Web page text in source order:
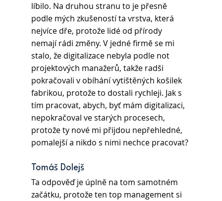
líbilo. Na druhou stranu to je přesně
podle mých zkušeností ta vrstva, která
nejvíce dře, protože lidé od přírody
nemají rádi změny. V jedné firmě se mi
stalo, že digitalizace nebyla podle not
projektových manažerů, takže radši
pokračovali v obíhání vytištěných košilek
fabrikou, protože to dostali rychleji. Jak s
tím pracovat, abych, byť mám digitalizaci,
nepokračoval ve starých procesech,
protože ty nové mi přijdou nepřehledné,
pomalejší a nikdo s nimi nechce pracovat?
Tomáš Dolejš
Ta odpověď je úplně na tom samotném
začátku, protože ten top management si